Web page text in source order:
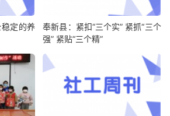
定的养
奉新县：紧扣“三个实” 紧抓“三个
强” 紧贴“三个精”